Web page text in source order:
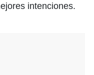
intenciones.